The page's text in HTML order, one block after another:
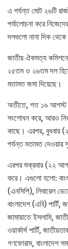
এ পর্যন্ত মোট ২৬টি
পর্যালোচনা করে
দলগুলো নানা দিক
জাতীয় ঐকমত্য
২৫তম ও ২৬তম দল
মতামত জমা দিয়েছে।
অতীতে, গত ১৬ আগস্ট
সংশোধন করে, আরও
কাছে। এরপর, বুধবার
পর্যন্ত মতামত দেওয়ার
এরপর শুক্রবার (২২
করে। এগুলো হলো:
(এনসিপি), লিবারেল
বাংলাদেশ (এবি)
জামায়াতে ইসলামি,
ওয়ার্কার্স পার্টি,
গণফোরাম, বাংলাদেশ